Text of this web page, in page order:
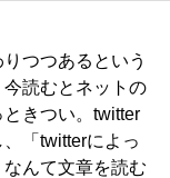
つつあるという
読むとネットの
きつい。twitter
「twitterによっ
んて文章を読む